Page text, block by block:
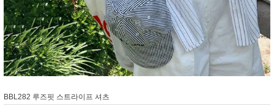
BBL282 루즈핏 스트라이프 셔츠